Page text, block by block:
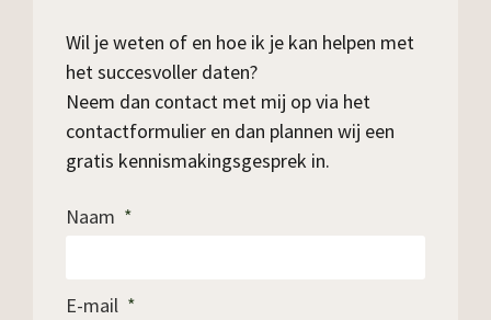
Wil je weten of en hoe ik je kan helpen met
het succesvoller daten?
Neem dan contact met mij op via het
contactformulier en dan plannen wij een
gratis kennismakingsgesprek in.
Naam
E-mail